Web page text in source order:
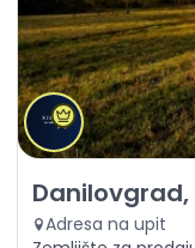
Prodaja -
Adresa na upit